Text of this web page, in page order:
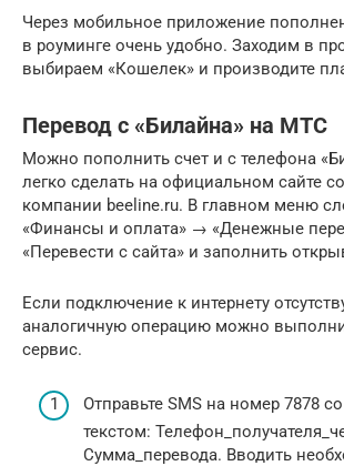
Через мобильное приложение
в роуминге очень удобно. Заходим в
выбираем «Кошелек» и производите
Перевод с «Билайна» на МТС
Можно пополнить счет и с телефона
легко сделать на официальном сайте
компании beeline.ru. В главном меню
«Финансы и оплата» → «Денежные
«Перевести с сайта» и заполнить
Если подключение к интернету
аналогичную операцию можно
сервис.
Отправьте SMS на номер 7878
текстом:
Сумма_перевода. Вводить